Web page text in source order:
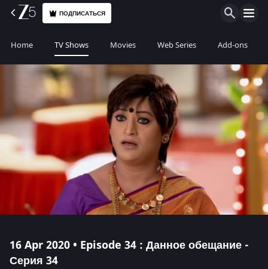
ПОДПИСАТЬСЯ
Home TV Shows Movies Web Series Add-ons
16 Apr 2020 • Episode 34 : Данное обещание -
Серия 34